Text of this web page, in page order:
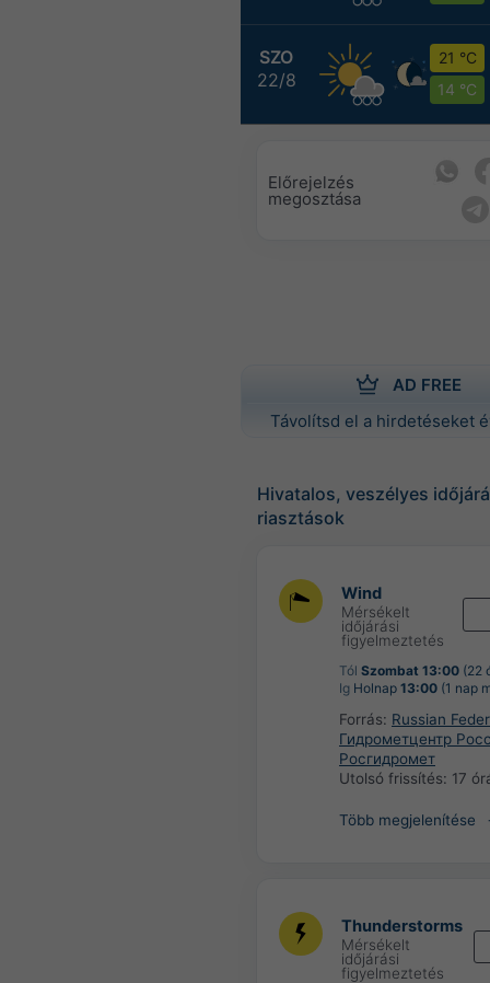
SZO
22/8
21 °C
14 °C
Előrejelzés
megosztása
AD FREE
Távolítsd el a hirdetéseket
Hivatalos, veszélyes
riasztások
Wind
Mérsékelt
időjárási
figyelmeztetés
Tól Szombat 13:00 (22
Ig Holnap 13:00 (1 nap
Forrás: Russian
Гидрометцентр
Росгидромет
Utolsó frissítés: 17
Több megjelenítése
Thunderstorms
Mérsékelt
időjárási
figyelmeztetés